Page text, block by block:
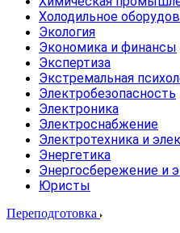
Холодильное
Экология
Экономика и финансы
Экспертиза
Экстремальная
Электробезопасность
Электроника
Электроснабжение
Электротехника и
Энергетика
Энергосбережение и
Юристы
Переподготовка